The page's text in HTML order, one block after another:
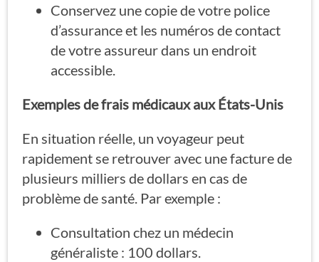
Conservez une copie de votre police
d’assurance et les numéros de contact
de votre assureur dans un endroit
accessible.
Exemples de frais médicaux aux États-Unis
En situation réelle, un voyageur peut
rapidement se retrouver avec une facture de
plusieurs milliers de dollars en cas de
problème de santé. Par exemple :
Consultation chez un médecin
généraliste : 100 dollars.